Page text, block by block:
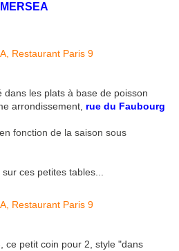
MERSEA
les plats à base de poisson
arrondissement, rue du Faubourg
fonction de la saison sous
ces petites tables...
ce petit coin pour 2, style "dans